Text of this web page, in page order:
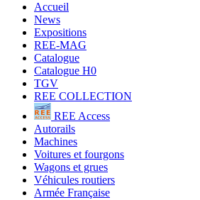
Accueil
News
Expositions
REE-MAG
Catalogue
Catalogue H0
TGV
REE COLLECTION
REE Access
Autorails
Machines
Voitures et fourgons
Wagons et grues
Véhicules routiers
Armée Française